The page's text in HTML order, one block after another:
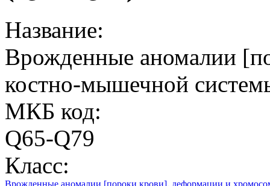
Название:
Врожденные аномалии
костно-мышечной
МКБ код:
Q65-Q79
Класс:
Врожденные аномалии [пороки крови], деформации и